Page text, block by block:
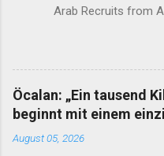
Arab Recruits from
Austin Holmes In:
so-called Arab
elsewhere in Syria
President Bashar
northern Syria to
Into the vacuum
Öcalan: „Ein tausend
beginnt mit einem
August 05, 2026